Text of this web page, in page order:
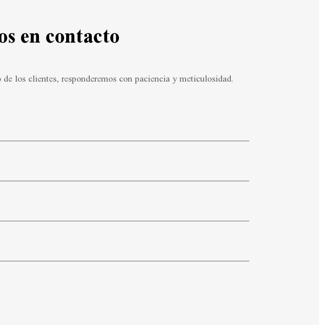
en contacto
los clientes, responderemos con paciencia y meticulosidad.